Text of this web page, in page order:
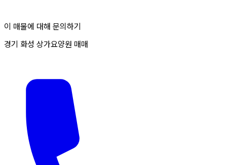
이 매물에 대해 문의하기
경기 화성 상가요양원 매매